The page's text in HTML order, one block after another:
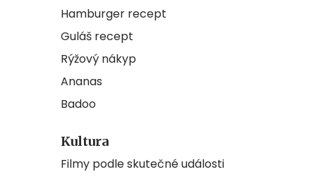
Hamburger recept
Guláš recept
Rýžový nákyp
Ananas
Badoo
Kultura
Filmy podle skutečné události